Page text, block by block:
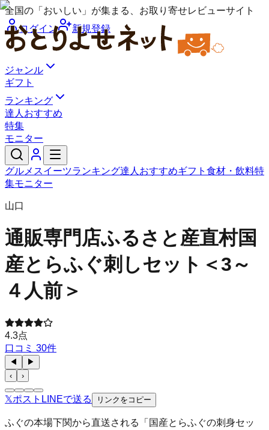
全国の「おいしい」が集まる、お取り寄せレビューサイト
ログイン
新規登録
ジャンル
ギフト
ランキング
達人おすすめ
特集
モニター
グルメ スイーツランキング達人おすすめギフト 食材・飲料特
集モニター
山口
通販専門店ふるさと産直村国
産とらふぐ刺しセット＜3～
４人前＞
4.3点
口コミ 30件
◀
▶
‹
›
𝕏ポスト LINEで送る リンクをコピー
ふぐの本場下関から直送される「国産とらふぐの刺身セッ